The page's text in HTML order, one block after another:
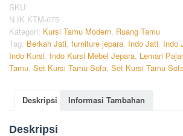
SKU:
N IK KTM-075
Kategori: Kursi Tamu Modern Ruang Tamu
Tag: Berkah Jati furniture jepara Indo Jati Indo
Indo Kursi Indo Kursi Mebel Jepara Lemari
Tamu Set Kursi Tamu Sofa Set Kursi Tamu
Deskripsi Informasi Tambahan
Deskripsi